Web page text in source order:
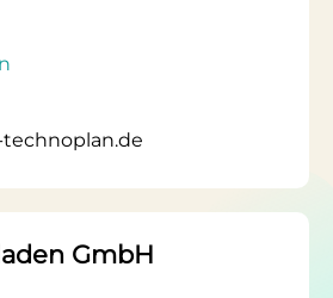
GmbH